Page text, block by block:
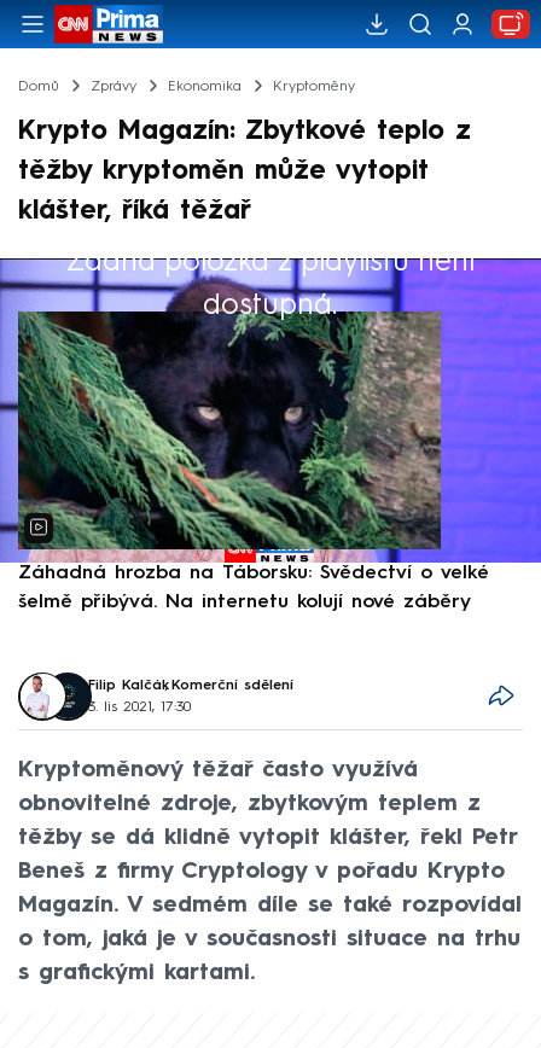
Domů Zprávy Ekonomika Kryptoměny
Krypto Magazín: Zbytkové teplo z
těžby kryptoměn může vytopit
klášter, říká těžař
Žádná položka z playlistu není
dostupná.
Výběr redakce
Záhadná hrozba na Táborsku: Svědectví o velké
šelmě přibývá. Na internetu kolují nové záběry
Filip Kalčák, Komerční sdělení
3. lis 2021, 17:30
Kryptoměnový těžař často využívá
obnovitelné zdroje, zbytkovým teplem z
těžby se dá klidně vytopit klášter, řekl Petr
Beneš z firmy Cryptology v pořadu Krypto
Magazín. V sedmém díle se také rozpovídal
o tom, jaká je v současnosti situace na trhu
s grafickými kartami.